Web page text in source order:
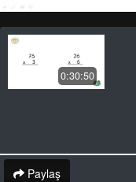
0:30:50
Paylaş